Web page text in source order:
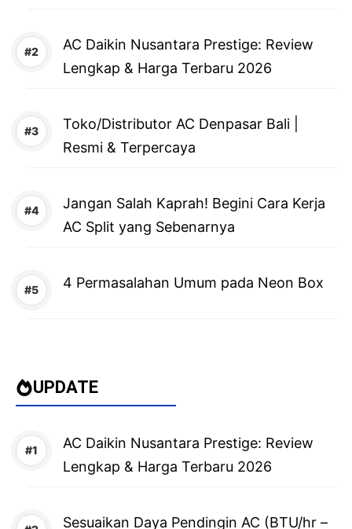
AC Daikin Nusantara Prestige: Review
Lengkap & Harga Terbaru 2026
Toko/Distributor AC Denpasar Bali |
Resmi & Terpercaya
Jangan Salah Kaprah! Begini Cara Kerja
AC Split yang Sebenarnya
4 Permasalahan Umum pada Neon Box
UPDATE
AC Daikin Nusantara Prestige: Review
Lengkap & Harga Terbaru 2026
Sesuaikan Daya Pendingin AC (BTU/hr –